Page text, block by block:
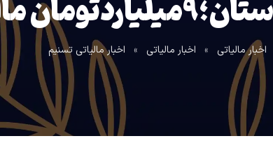
اخبار مالیاتی » اخبار مالیاتی » اخبار مالیاتی تسنیم